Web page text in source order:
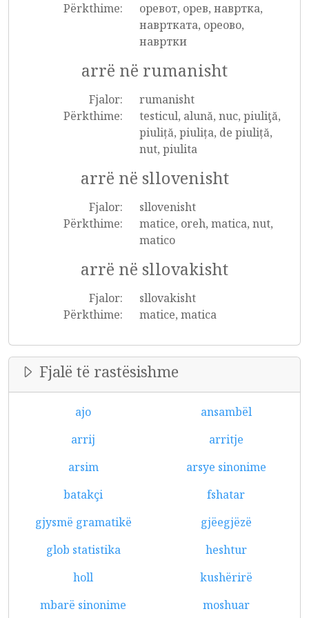
Përkthime:
оревот, орев, навртка,
навртката, ореово,
навртки
arrë në rumanisht
Fjalor:
rumanisht
Përkthime:
testicul, alună, nuc, piuliţă,
piuliță, piulița, de piuliță,
nut, piulita
arrë në sllovenisht
Fjalor:
sllovenisht
Përkthime:
matice, oreh, matica, nut,
matico
arrë në sllovakisht
Fjalor:
sllovakisht
Përkthime:
matice, matica
Fjalë të rastësishme
ajo
ansambël
arrij
arritje
arsim
arsye sinonime
batakçi
fshatar
gjysmë gramatikë
gjëegjëzë
glob statistika
heshtur
holl
kushërirë
mbarë sinonime
moshuar